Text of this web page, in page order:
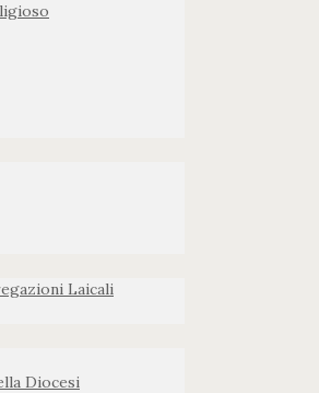
Laicali
Diocesi